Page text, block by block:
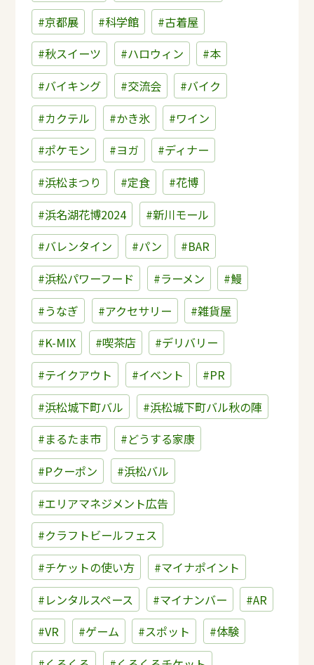
#京都展
#科学館
#古着屋
#秋スイーツ
#ハロウィン
#本
#バイキング
#交流会
#バイク
#カクテル
#かき氷
#ワイン
#ポケモン
#ヨガ
#ディナー
#浜松まつり
#定食
#花博
#浜名湖花博2024
#新川モール
#バレンタイン
#パン
#BAR
#浜松パワーフード
#ラーメン
#鰻
#うなぎ
#アクセサリー
#雑貨屋
#K-MIX
#喫茶店
#デリバリー
#テイクアウト
#イベント
#PR
#浜松城下町バル
#浜松城下町バル秋の陣
#まるたま市
#どうする家康
#Pクーポン
#浜松バル
#エリアマネジメント広告
#クラフトビールフェス
#チケットの使い方
#マイナポイント
#レンタルスペース
#マイナンバー
#AR
#VR
#ゲーム #スポット
#体験